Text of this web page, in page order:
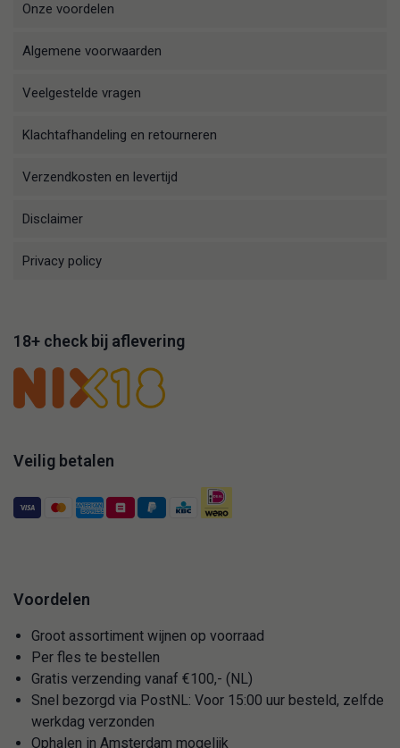
Onze voordelen
Algemene voorwaarden
Veelgestelde vragen
Klachtafhandeling en retourneren
Verzendkosten en levertijd
Disclaimer
Privacy policy
18+ check bij aflevering
Veilig betalen
Voordelen
Groot assortiment wijnen op voorraad
Per fles te bestellen
Gratis verzending vanaf €100,- (NL)
Snel bezorgd via PostNL: Voor 15:00 uur besteld, zelfde
werkdag verzonden
Ophalen in Amsterdam mogelijk